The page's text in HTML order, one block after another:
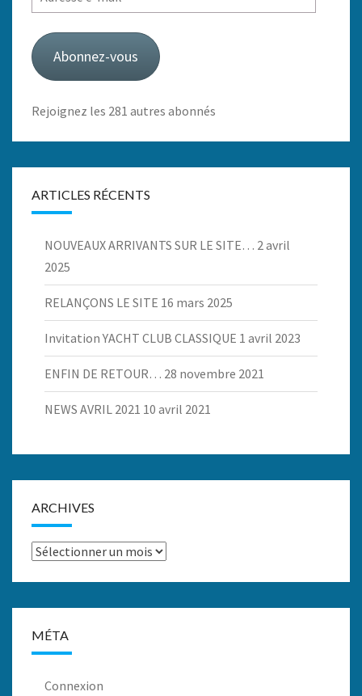
e-
mail
Abonnez-vous
Rejoignez les 281 autres abonnés
ARTICLES RÉCENTS
NOUVEAUX ARRIVANTS SUR LE SITE… 2 avril
2025
RELANÇONS LE SITE 16 mars 2025
Invitation YACHT CLUB CLASSIQUE 1 avril 2023
ENFIN DE RETOUR… 28 novembre 2021
NEWS AVRIL 2021 10 avril 2021
ARCHIVES
Archives
MÉTA
Connexion